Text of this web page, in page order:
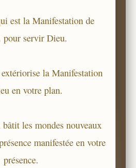
est la Manifestation de
pour servir Dieu.
la Manifestation
en votre plan.
les mondes nouveaux
manifestée en votre
présence.